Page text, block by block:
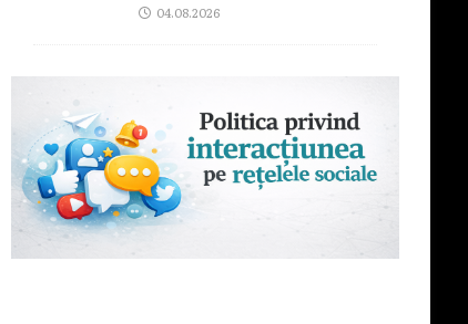
04.08.2026